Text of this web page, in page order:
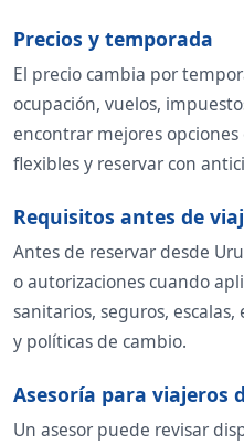
Precios y temporada
El precio cambia por
ocupación, vuelos,
encontrar mejores
flexibles y reservar con
Requisitos antes de
Antes de reservar desde
o autorizaciones cuando
sanitarios, seguros,
y políticas de cambio.
Asesoría para viajeros
Un asesor puede revisar